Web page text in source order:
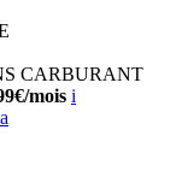
CARBURANT
mois i